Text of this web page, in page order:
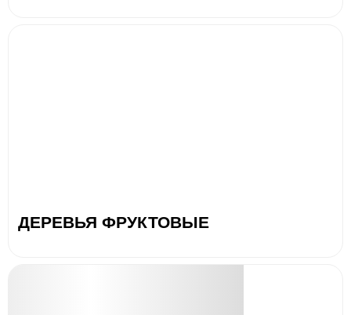
ДЕРЕВЬЯ ФРУКТОВЫЕ